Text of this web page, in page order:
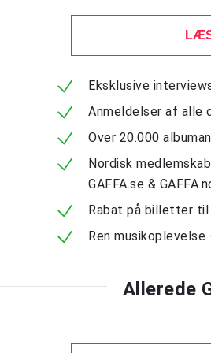
Eksklusive
Anmeldelser af alle
Over 20.000
Nordisk
GAFFA.se &
Rabat på billetter
Ren
Allerede